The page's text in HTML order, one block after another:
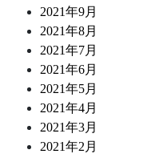
2021年9月
2021年8月
2021年7月
2021年6月
2021年5月
2021年4月
2021年3月
2021年2月